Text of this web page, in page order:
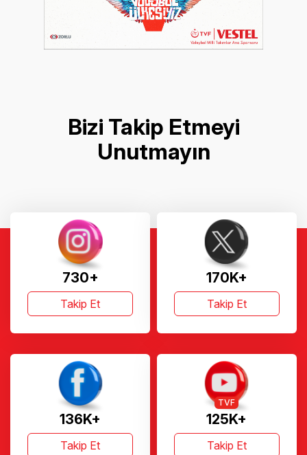
Bizi Takip Etmeyi
Unutmayın
730+
Takip Et
170K+
Takip Et
136K+
Takip Et
125K+
TVF
Takip Et